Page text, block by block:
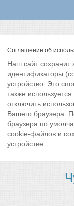
Соглашение об
Наш сайт
идентификаторы
устройство. Это
также
отключить
Вашего браузера.
браузера по
cookie-файлов и
устройстве.